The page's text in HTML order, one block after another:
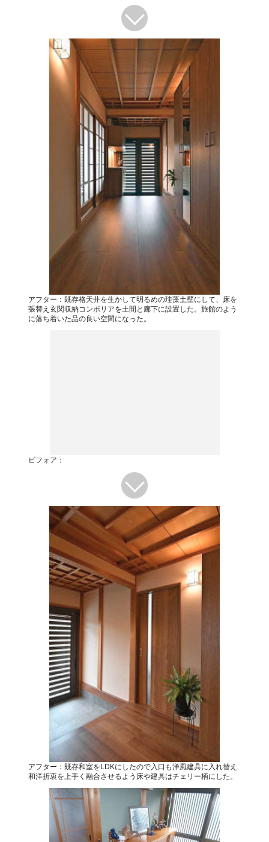
アフター：既存格天井を生かして明るめの珪藻土壁にして、床を
張替え玄関収納コンポリアを土間と廊下に設置した。旅館のよう
に落ち着いた品の良い空間になった。
ビフォア：
アフター：既存和室をLDKにしたので入口も洋風建具に入れ替え
和洋折衷を上手く融合させるよう床や建具はチェリー柄にした。